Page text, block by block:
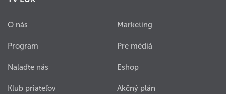
O nás
Program
Nalaďte nás
Klub priateľov
Marketing
Pre médiá
Eshop
Akčný plán